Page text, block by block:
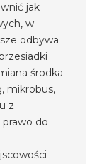
jak
w
odbywa
środka
mikrobus,
z
do